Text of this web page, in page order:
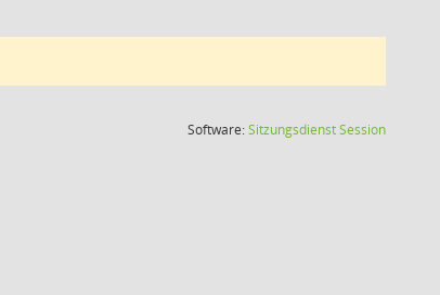
Software:SitzungsdienstSession(Wird in